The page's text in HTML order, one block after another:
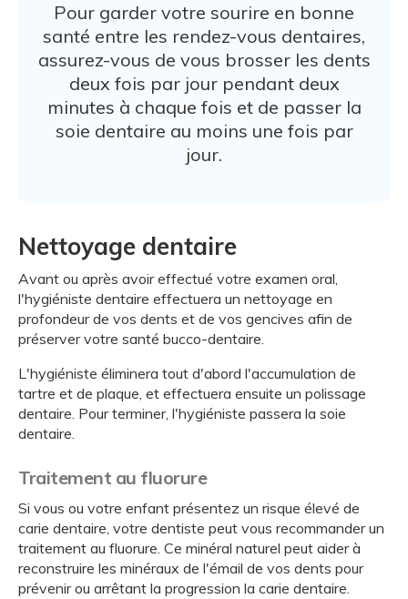
Pour garder votre sourire en bonne
santé entre les rendez-vous dentaires,
assurez-vous de vous brosser les dents
deux fois par jour pendant deux
minutes à chaque fois et de passer la
soie dentaire au moins une fois par
jour.
Nettoyage dentaire
Avant ou après avoir effectué votre examen oral,
l'hygiéniste dentaire effectuera un nettoyage en
profondeur de vos dents et de vos gencives afin de
préserver votre santé bucco-dentaire.
L'hygiéniste éliminera tout d'abord l'accumulation de
tartre et de plaque, et effectuera ensuite un polissage
dentaire. Pour terminer, l'hygiéniste passera la soie
dentaire.
Traitement au fluorure
Si vous ou votre enfant présentez un risque élevé de
carie dentaire, votre dentiste peut vous recommander un
traitement au fluorure. Ce minéral naturel peut aider à
reconstruire les minéraux de l'émail de vos dents pour
prévenir ou arrêtant la progression la carie dentaire.